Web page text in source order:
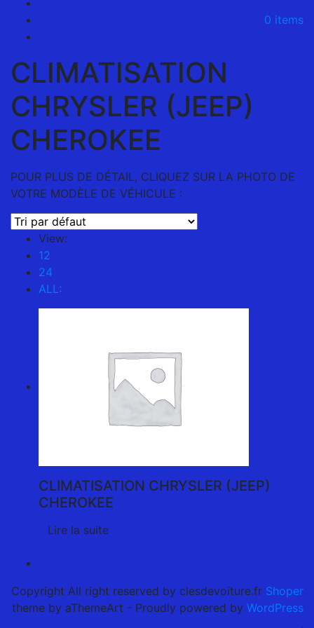
0 items
CLIMATISATION
CHRYSLER (JEEP)
CHEROKEE
POUR PLUS DE DÉTAIL, CLIQUEZ SUR LA PHOTO DE
VOTRE MODÈLE DE VÉHICULE :
View:
12
24
ALL:
CLIMATISATION CHRYSLER (JEEP)
CHEROKEE
Lire la suite
Copyright All right reserved by clesdevoiture.fr Shoper
theme by aThemeArt - Proudly powered by WordPress
.